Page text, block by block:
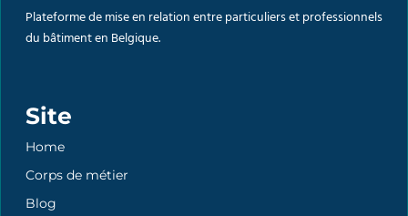
Plateforme de mise en relation entre particuliers et professionnels
du bâtiment en Belgique.
Site
Home
Corps de métier
Blog